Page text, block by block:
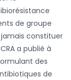
de groupe
constituer
a publié à
des
de